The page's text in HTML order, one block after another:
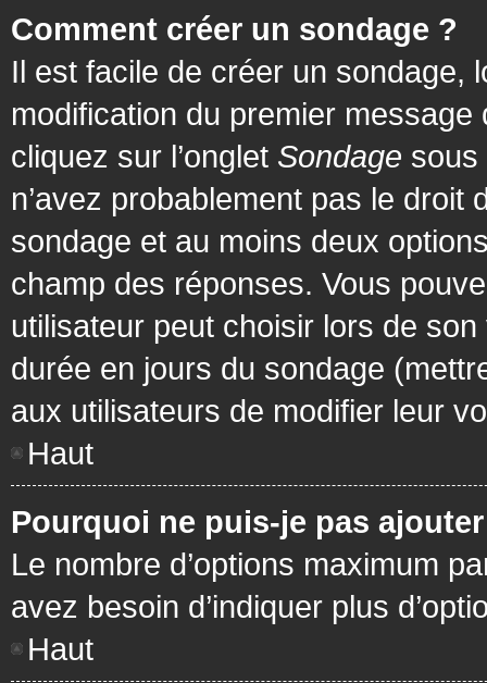
Comment créer un sondage ?
Il est facile de créer un sondage,
modification du premier
cliquez sur l’onglet Sondage sous
n’avez probablement pas le
sondage et au moins deux
champ des réponses. Vous
utilisateur peut choisir lors de
durée en jours du sondage
aux utilisateurs de modifier leur
Haut
Pourquoi ne puis-je pas
Le nombre d’options maximum
avez besoin d’indiquer plus
Haut